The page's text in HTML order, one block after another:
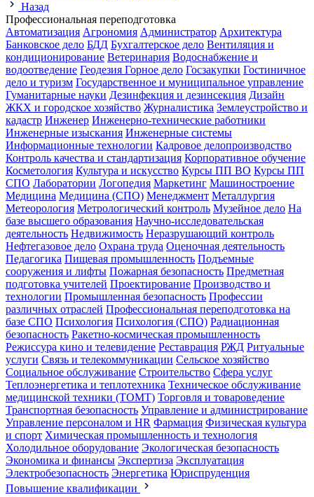
Назад
Профессиональная переподготовка
Автоматизация Агрономия Администратор Архитектура
Банковское дело БДД Бухгалтерское дело Вентиляция и
кондиционирование Ветеринария Водоснабжение и
водоотведение Геодезия Горное дело Госзакупки Гостиничное
дело и туризм Государственное и муниципальное управление
Гуманитарные науки Дезинфекция и дезинсекция Дизайн
ЖКХ и городское хозяйство Журналистика Землеустройство и
кадастр Инженер Инженерно-технические работники
Инженерные изыскания Инженерные системы
Информационные технологии Кадровое делопроизводство
Контроль качества и стандартизация Корпоративное обучение
Косметология Культура и искусство Курсы ПП ВО Курсы ПП
СПО Лаборатории Логопедия Маркетинг Машиностроение
Медицина Медицина (СПО) Менеджмент Металлургия
Метеорология Метрологический контроль Музейное дело На
базе высшего образования Научно-исследовательская
деятельность Недвижимость Неразрушающий контроль
Нефтегазовое дело Охрана труда Оценочная деятельность
Педагогика Пищевая промышленность Подъемные
сооружения и лифты Пожарная безопасность Предметная
подготовка учителей Проектирование Производство и
технологии Промышленная безопасность Профессии
различных отраслей Профессиональная переподготовка на
базе СПО Психология Психология (СПО) Радиационная
безопасность Ракетно-космическая промышленность
Режиссура кино и телевидение Реставрация РЖД Ритуальные
услуги Связь и телекоммуникации Сельское хозяйство
Социальное обслуживание Строительство Сфера услуг
Теплоэнергетика и теплотехника Техническое обслуживание
медицинской техники (ТОМТ) Торговля и товароведение
Транспортная безопасность Управление и администрирование
Управление персоналом и HR Фармация Физическая культура
и спорт Химическая промышленность и технология
Холодильное оборудование Экологическая безопасность
Экономика и финансы Экспертиза Эксплуатация
Электробезопасность Энергетика Юриспруденция
Повышение квалификации